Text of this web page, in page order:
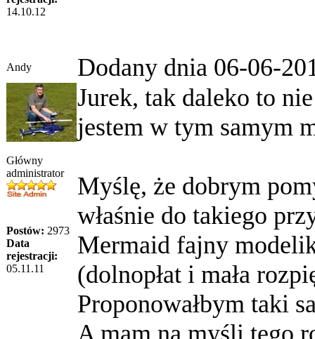
14.10.12
Andy Dodany dnia 06-06-
Główny
administrator
Postów: 2973
Data
rejestracji:
05.11.11
Jurek, tak daleko to
jestem w tym samym
Myślę, że dobrym
właśnie do takiego
Mermaid fajny
(dolnopłat i mała
Proponowałbym taki
A mam na myśli tego